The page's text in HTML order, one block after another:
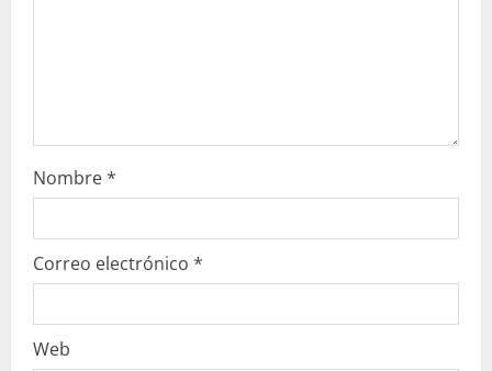
Nombre*
Correo electrónico *
Web